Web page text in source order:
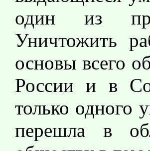
один из
Уничтожить
основы всего
России и в
только одного
перешла в